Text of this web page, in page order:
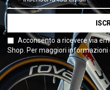
Acconsento a ricevere via
Shop. Per maggiori informazioni